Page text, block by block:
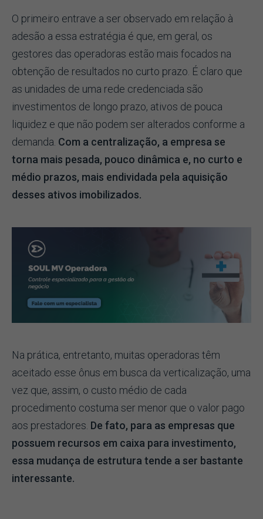
O primeiro entrave a ser observado em relação à
adesão a essa estratégia é que, em geral, os
gestores das operadoras estão mais focados na
obtenção de resultados no curto prazo. É claro que
as unidades de uma rede credenciada são
investimentos de longo prazo, ativos de pouca
liquidez e que não podem ser alterados conforme a
demanda. Com a centralização, a empresa se
torna mais pesada, pouco dinâmica e, no curto e
médio prazos, mais endividada pela aquisição
desses ativos imobilizados.
Na prática, entretanto, muitas operadoras têm
aceitado esse ônus em busca da verticalização, uma
vez que, assim, o custo médio de cada
procedimento costuma ser menor que o valor pago
aos prestadores. De fato, para as empresas que
possuem recursos em caixa para investimento,
essa mudança de estrutura tende a ser bastante
interessante.